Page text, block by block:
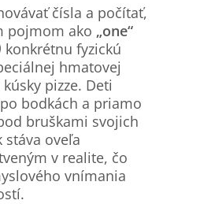
čísla a počítať,
pojmom ako „one“
konkrétnu fyzickú
hmatovej
pizze. Deti
bodkách a priamo
bruškami svojich
stáva oveľa
v realite, čo
vnímania